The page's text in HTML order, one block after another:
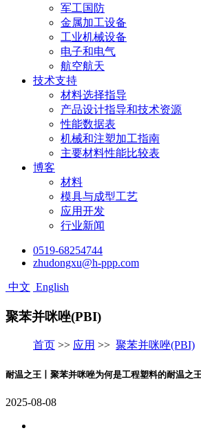
军工国防
金属加工设备
工业机械设备
电子和电气
航空航天
技术支持
材料选择指导
产品设计指导和技术资源
性能数据表
机械和注塑加工指南
主要材料性能比较表
博客
材料
模具与成型工艺
应用开发
行业新闻
0519-68254744
zhudongxu@h-ppp.com
中文 English
聚苯并咪唑(PBI)
首页 >> 应用 >> 聚苯并咪唑(PBI)
耐温之王丨聚苯并咪唑为何是工程塑料的耐温之
2025-08-08